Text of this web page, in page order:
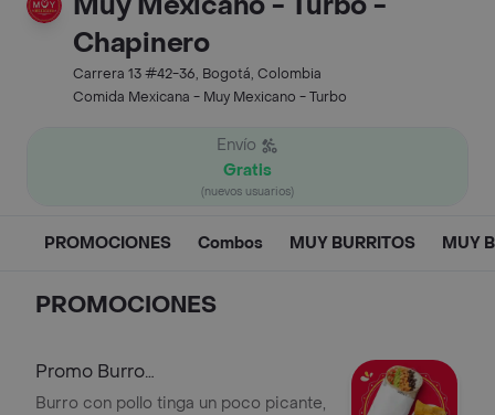
Chapinero
Carrera 13 #42-36, Bogotá, Colombia
Comida Mexicana - Muy Mexicano - Turbo
Envío
Gratis
(nuevos usuarios)
PROMOCIONES Combos MUY BURRITOS MUY
PROMOCIONES
Promo Burro
Mexicano+acompañamiento
Burro con pollo tinga un poco picante,